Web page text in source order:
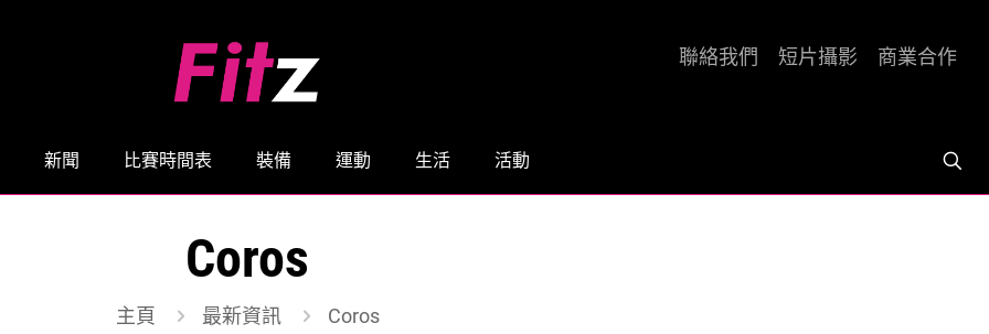
新聞 比賽時間表 裝備 運動 生活 活動
聯絡我們 短片攝影 商業合作
Coros
主頁 最新資訊 Coros